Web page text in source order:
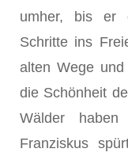
umher, bis er
Schritte ins
alten Wege
die Schönheit
Wälder
Franziskus